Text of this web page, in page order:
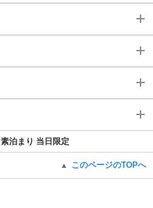
素泊まり 当日限定
▲ このページのTOPへ